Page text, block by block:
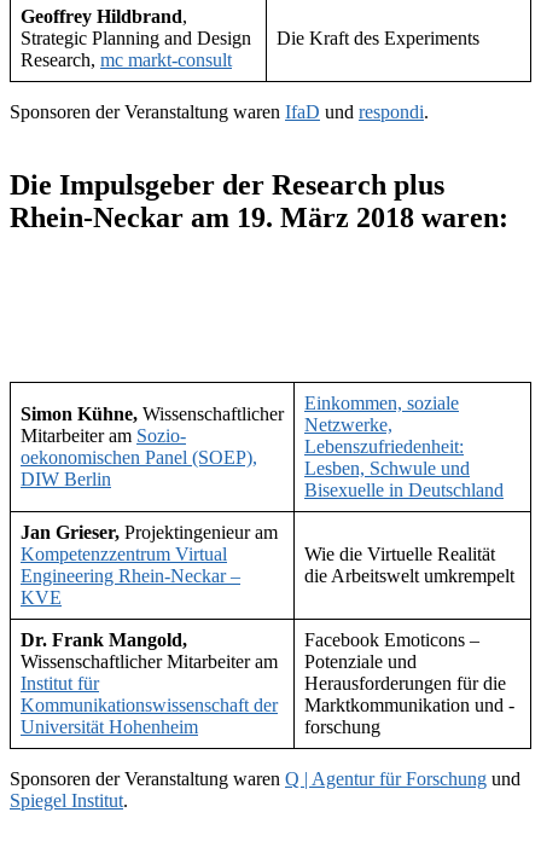
Geoffrey Hildbrand,
Strategic Planning and Design
Research, mc markt-consult
Die Kraft des Experiments
Sponsoren der Veranstaltung waren IfaD und respondi.
Die Impulsgeber der Research plus
Rhein-Neckar am 19. März 2018 waren:
Simon Kühne, Wissenschaftlicher
Mitarbeiter am Sozio-
oekonomischen Panel (SOEP),
DIW Berlin
Einkommen, soziale
Netzwerke,
Lebenszufriedenheit:
Lesben, Schwule und
Bisexuelle in Deutschland
Jan Grieser, Projektingenieur am
Kompetenzzentrum Virtual
Engineering Rhein-Neckar –
KVE
Wie die Virtuelle Realität
die Arbeitswelt umkrempelt
Dr. Frank Mangold,
Wissenschaftlicher Mitarbeiter am
Institut für
Kommunikationswissenschaft der
Universität Hohenheim
Facebook Emoticons –
Potenziale und
Herausforderungen für die
Marktkommunikation und -
forschung
Sponsoren der Veranstaltung waren Q | Agentur für Forschung und
Spiegel Institut.